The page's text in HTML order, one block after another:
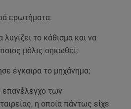
ερωτήματα:
λυγίζει το κάθισμα και να
μόλις σηκωθεί;
έγκαιρα το μηχάνημα;
των
η οποία πάντως είχε